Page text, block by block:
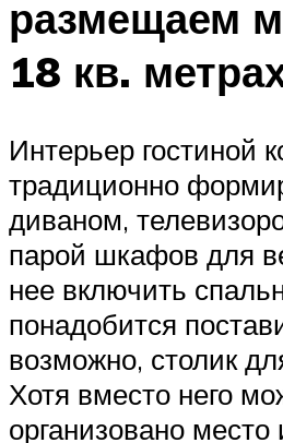
размещаем
18 кв.
Интерьер гостиной
традиционно
диваном,
парой шкафов для
нее включить
понадобится
возможно, столик
Хотя вместо него
организовано